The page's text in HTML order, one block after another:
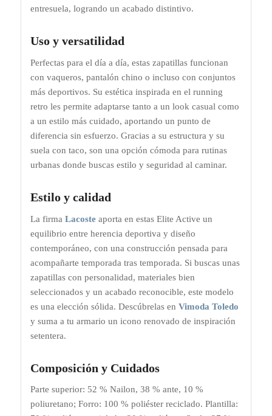
entresuela, logrando un acabado distintivo.
Uso y versatilidad
Perfectas para el día a día, estas zapatillas funcionan
con vaqueros, pantalón chino o incluso con conjuntos
más deportivos. Su estética inspirada en el running
retro les permite adaptarse tanto a un look casual como
a un estilo más cuidado, aportando un punto de
diferencia sin esfuerzo. Gracias a su estructura y su
suela con taco, son una opción cómoda para rutinas
urbanas donde buscas estilo y seguridad al caminar.
Estilo y calidad
La firma Lacosteaporta en estas Elite Active un
equilibrio entre herencia deportiva y diseño
contemporáneo, con una construcción pensada para
acompañarte temporada tras temporada. Si buscas unas
zapatillas con personalidad, materiales bien
seleccionados y un acabado reconocible, este modelo
es una elección sólida. Descúbrelas en Vimoda Toledo
y suma a tu armario un icono renovado de inspiración
setentera.
Composición y Cuidados
Parte superior: 52 % Nailon, 38 % ante, 10 %
poliuretano; Forro: 100 % poliéster reciclado. Plantilla: